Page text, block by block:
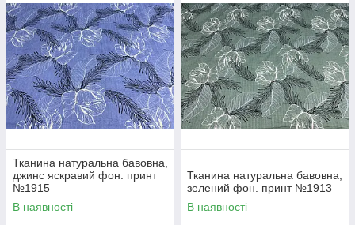
Тканина натуральна бавовна,
джинс яскравий фон. принт
№1915
В наявності
Тканина натуральна бавовна,
зелений фон. принт №1913
В наявності